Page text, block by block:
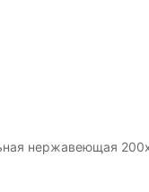
нержавеющая